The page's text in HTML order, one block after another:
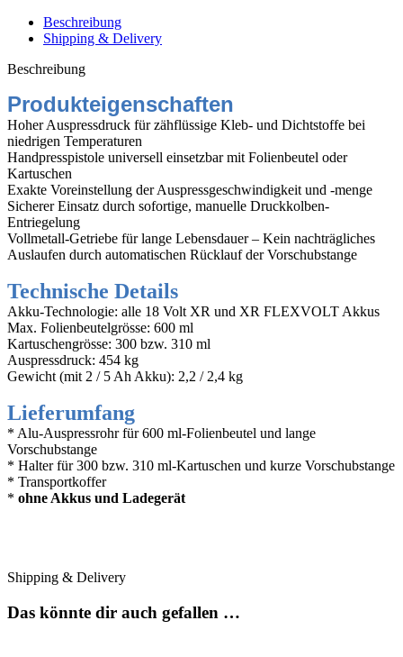
Beschreibung
Shipping & Delivery
Beschreibung
Produkteigenschaften
Hoher Auspressdruck für zähflüssige Kleb- und Dichtstoffe bei
niedrigen Temperaturen
Handpresspistole universell einsetzbar mit Folienbeutel oder
Kartuschen
Exakte Voreinstellung der Auspressgeschwindigkeit und -menge
Sicherer Einsatz durch sofortige, manuelle Druckkolben-
Entriegelung
Vollmetall-Getriebe für lange Lebensdauer – Kein nachträgliches
Auslaufen durch automatischen Rücklauf der Vorschubstange
Technische Details
Akku-Technologie: alle 18 Volt XR und XR FLEXVOLT Akkus
Max. Folienbeutelgrösse: 600 ml
Kartuschengrösse: 300 bzw. 310 ml
Auspressdruck: 454 kg
Gewicht (mit 2 / 5 Ah Akku): 2,2 / 2,4 kg
Lieferumfang
* Alu-Auspressrohr für 600 ml-Folienbeutel und lange
Vorschubstange
* Halter für 300 bzw. 310 ml-Kartuschen und kurze Vorschubstange
* Transportkoffer
* ohne Akkus und Ladegerät
Shipping & Delivery
Das könnte dir auch gefallen …